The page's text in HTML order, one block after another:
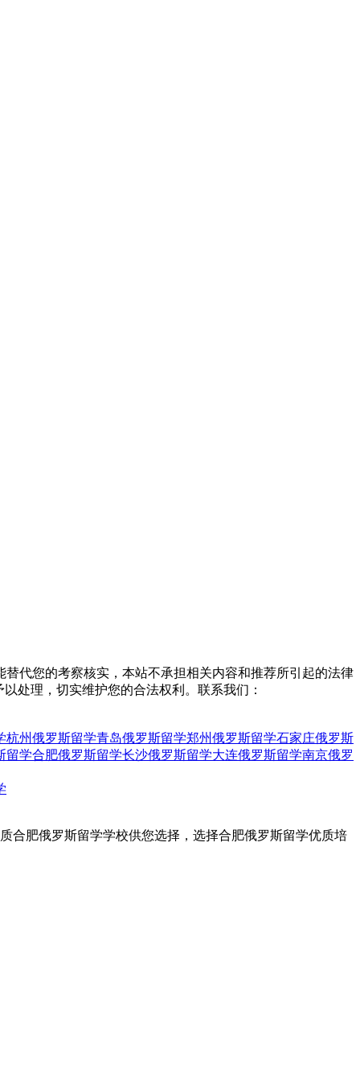
代您的考察核实，本站不承担相关内容和推荐所引起的法律
处理，切实维护您的合法权利。联系我们：
杭州俄罗斯留学青岛俄罗斯留学郑州俄罗斯留学石家庄俄罗斯
留学合肥俄罗斯留学长沙俄罗斯留学大连俄罗斯留学南京俄罗
合肥俄罗斯留学学校供您选择，选择合肥俄罗斯留学优质培